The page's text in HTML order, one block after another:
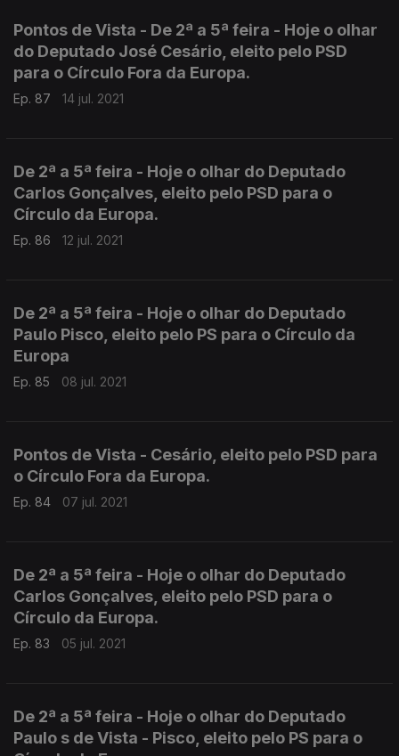
Pontos de Vista - De 2ª a 5ª feira - Hoje o olhar
do Deputado José Cesário, eleito pelo PSD
para o Círculo Fora da Europa.
Ep. 87 14 jul. 2021
De 2ª a 5ª feira - Hoje o olhar do Deputado
Carlos Gonçalves, eleito pelo PSD para o
Círculo da Europa.
Ep. 86 12 jul. 2021
De 2ª a 5ª feira - Hoje o olhar do Deputado
Paulo Pisco, eleito pelo PS para o Círculo da
Europa
Ep. 85 08 jul. 2021
Pontos de Vista - Cesário, eleito pelo PSD para
o Círculo Fora da Europa.
Ep. 84 07 jul. 2021
De 2ª a 5ª feira - Hoje o olhar do Deputado
Carlos Gonçalves, eleito pelo PSD para o
Círculo da Europa.
Ep. 83 05 jul. 2021
De 2ª a 5ª feira - Hoje o olhar do Deputado
Paulo s de Vista - Pisco, eleito pelo PS para o